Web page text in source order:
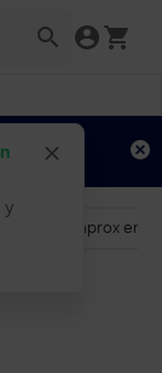
y
Llega aprox en